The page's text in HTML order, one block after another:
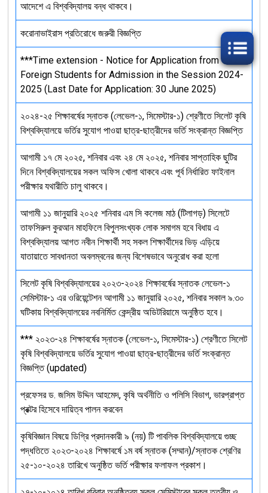
আদেশে এ বিশ্ববিদ্যালয় বন্ধ থাকবে।
করোনাভাইরাস প্রতিরোধে জরুরী বিজ্ঞপ্তি
***Time extension - Notice for Application from
Foreign Students for Admission in the Session 2024-
2025 (Last Date for Application: 30 June 2025)
২০২৪-২৫ শিক্ষাবর্ষের স্নাতক (লেভেল-১, সিমেস্টার-১) শ্রেণীতে সিলেট কৃষি
বিশ্ববিদ্যালয়ে ভর্তির সুযোগ পাওয়া ছাত্র-ছাত্রীদের ভর্তি সংক্রান্ত বিজ্ঞপ্তি
আগামী ১৭ মে ২০২৫, শনিবার এবং ২৪ মে ২০২৫, শনিবার সাপ্তাহিক ছুটির
দিনে বিশ্ববিদ্যালয়ের সকল অফিস খোলা থাকবে এবং পূর্ব নির্ধারিত ফাইনাল
পরীক্ষার যথারীতি চালু থাকবে।
আগামী ১১ জানুয়ারি ২০২৫ শনিবার এম সি কলেজ মাঠ (টিলাগড়) সিলেটে
তাফসিরুল কুরআন মাহফিলে বিপুলসংখ্যক লোক সমাগম হবে বিধায় এ
বিশ্ববিদ্যালয় আগত নবীন শিক্ষার্থী সহ সকল শিক্ষার্থীদের ভিড় এড়িয়ে
যাতায়াতে সাবধানতা অবলম্বনের জন্য বিশেষভাবে অনুরোধ করা হলো
সিলেট কৃষি বিশ্ববিদ্যালয়ের ২০২৩-২০২৪ শিক্ষাবর্ষের স্নাতক লেভেল-১
সেমিস্টার-১ এর ওরিয়েন্টেশন আগামী ১১ জানুয়ারি ২০২৫, শনিবার সকাল ৯.৩০
ঘটিকায় বিশ্ববিদ্যালয়ের নবনির্মিত কেন্দ্রীয় অডিটরিয়ামে অনুষ্ঠিত হবে।
*** ২০২৩-২৪ শিক্ষাবর্ষের স্নাতক (লেভেল-১, সিমেস্টার-১) শ্রেণীতে সিলেট
কৃষি বিশ্ববিদ্যালয়ে ভর্তির সুযোগ পাওয়া ছাত্র-ছাত্রীদের ভর্তি সংক্রান্ত
বিজ্ঞপ্তি (updated)
প্রফেসর ড. জসিম উদ্দিন আহমেদ, কৃষি অর্থনীতি ও পলিসি বিভাগ, ভারপ্রাপ্ত
প্রক্টর হিসেবে দায়িত্ব পালন করবেন
কৃষিবিজ্ঞান বিষয়ে ডিগ্রি প্রদানকারী ৯ (নয়) টি পাবলিক বিশ্ববিদ্যালয়ে গুচ্ছ
পদ্ধতিতে ২০২৩-২০২৪ শিক্ষাবর্ষে ১ম বর্ষ স্নাতক (সম্মান)/স্নাতক শ্রেণির
২৫-১০-২০২৪ তারিখে অনুষ্ঠিত ভর্তি পরীক্ষার ফলাফল প্রকাশ।